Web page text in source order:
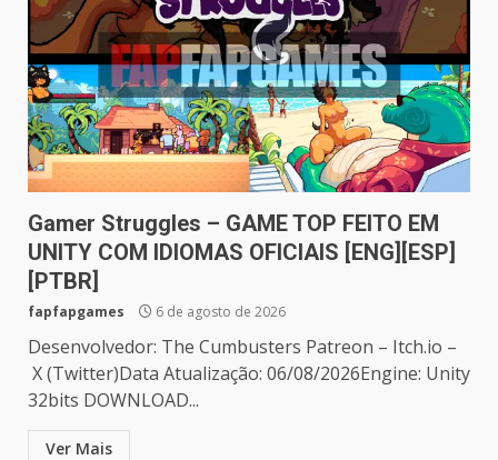
Gamer Struggles – GAME TOP FEITO EM
UNITY COM IDIOMAS OFICIAIS [ENG][ESP]
[PTBR]
fapfapgames 6 de agosto de 2026
Desenvolvedor: The Cumbusters Patreon – Itch.io –
X (Twitter)Data Atualização: 06/08/2026Engine: Unity
32bits DOWNLOAD...
Ver Mais